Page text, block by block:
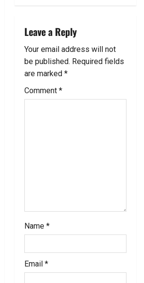
a
v
i
g
Leave a Reply
Your email address will not
be published. Required fields
are marked *
Comment *
Name *
Email *